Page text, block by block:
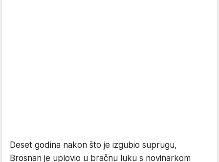
Deset godina nakon što je izgubio suprugu,
Brosnan je uplovio u bračnu luku s novinarkom